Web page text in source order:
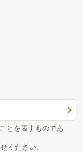
とを表すものであ
ください。